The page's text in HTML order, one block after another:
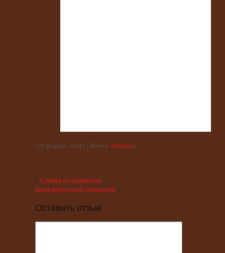
{28 февраля, 2014} {Метки: десерты}
« Самбук из абрикосов
Крем десертный сливочный »
Оставить отзыв